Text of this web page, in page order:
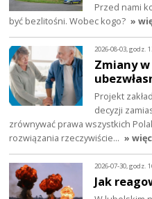
Przed nami
być bezlitośni. Wobec kogo? »
2026-08-03, godz.
Zmiany
Projekt
decyzji
zrównywać prawa wszystkich
rozwiązania rzeczywiście… »
2026-07-30, godz.
Jak